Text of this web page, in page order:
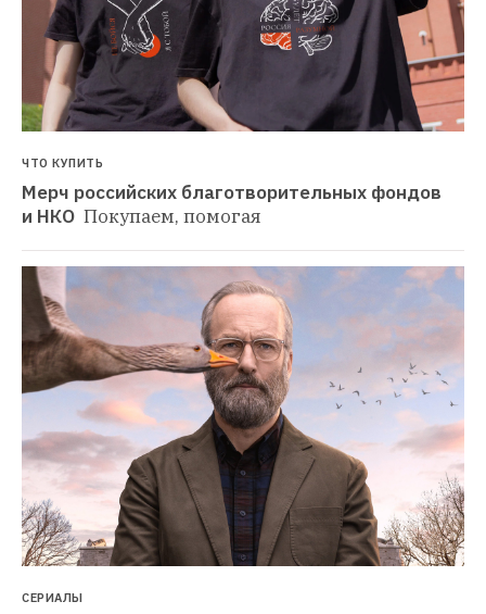
ЧТО КУПИТЬ
Мерч российских благотворительных фондов
и НКО Покупаем, помогая
СЕРИАЛЫ